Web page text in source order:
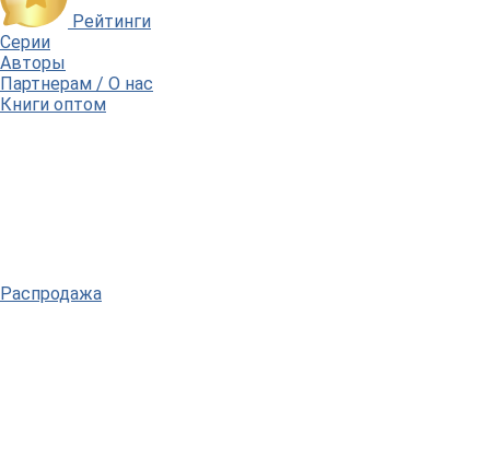
Рейтинги
Серии
Авторы
Партнерам / О нас
Книги оптом
Распродажа